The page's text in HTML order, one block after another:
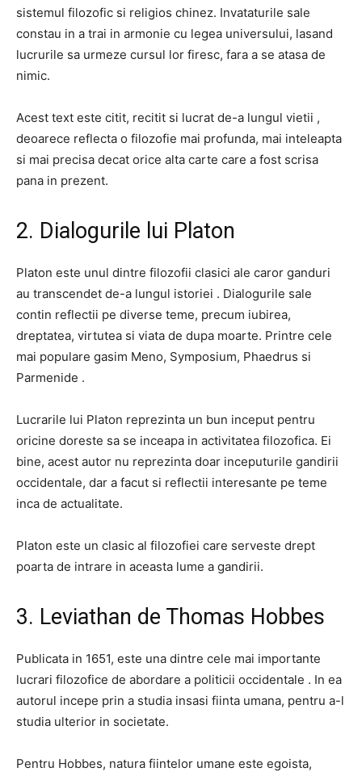
sistemul filozofic si religios chinez. Invataturile sale
constau in a trai in armonie cu legea universului, lasand
lucrurile sa urmeze cursul lor firesc, fara a se atasa de
nimic.
Acest text este citit, recitit si lucrat de-a lungul vietii ,
deoarece reflecta o filozofie mai profunda, mai inteleapta
si mai precisa decat orice alta carte care a fost scrisa
pana in prezent.
2. Dialogurile lui Platon
Platon este unul dintre filozofii clasici ale caror ganduri
au transcendet de-a lungul istoriei . Dialogurile sale
contin reflectii pe diverse teme, precum iubirea,
dreptatea, virtutea si viata de dupa moarte. Printre cele
mai populare gasim Meno, Symposium, Phaedrus si
Parmenide .
Lucrarile lui Platon reprezinta un bun inceput pentru
oricine doreste sa se inceapa in activitatea filozofica. Ei
bine, acest autor nu reprezinta doar inceputurile gandirii
occidentale, dar a facut si reflectii interesante pe teme
inca de actualitate.
Platon este un clasic al filozofiei care serveste drept
poarta de intrare in aceasta lume a gandirii.
3. Leviathan de Thomas Hobbes
Publicata in 1651, este una dintre cele mai importante
lucrari filozofice de abordare a politicii occidentale . In ea
autorul incepe prin a studia insasi fiinta umana, pentru a-l
studia ulterior in societate.
Pentru Hobbes, natura fiintelor umane este egoista,